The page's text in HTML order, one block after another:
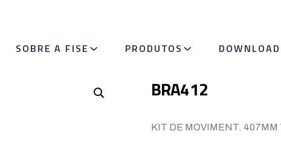
SOBRE A FISE PRODUTOS
BRA412
KIT DE MOVIMENT. 407MM